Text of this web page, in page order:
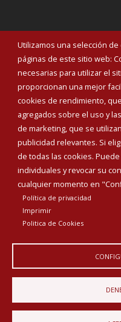
Utilizamos una selección
páginas de este sitio web:
necesarias para utilizar el
proporcionan una mejor
cookies de rendimiento,
agregados sobre el uso y
de marketing, que se
publicidad relevantes. Si
de todas las cookies.
individuales y revocar su
cualquier momento en
Política de privacidad
Imprimir
Politica de Cookies